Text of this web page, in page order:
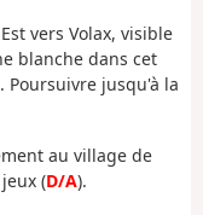
vers Volax, visible
blanche dans cet
jusqu'à la
au village de
(D/A).